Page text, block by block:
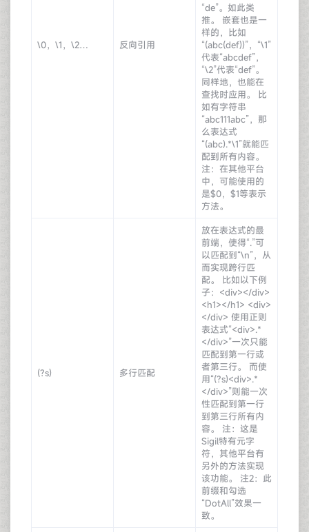
\0，\1，\2… 反向引用
“de”。如此类
推。 嵌套也是一
样的，比如
“(abc(def))”，“\1”
代表“abcdef”，
“\2”代表“def”。
同样地，也能在
查找时应用。 比
如有字符串
“abc111abc”，那
么表达式
“(abc).*\1”就能匹
配到所有内容。
注：在其他平台
中，可能使用的
是$0，$1等表示
方法。
(?s) 多行匹配
放在表达式的最
前端，使得“.”可
以匹配到“\n”，从
而实现跨行匹
配。 比如以下例
子：<div></div>
<h1></h1> <div>
</div> 使用正则
表达式“<div>.*
</div>”一次只能
匹配到第一行或
者第三行。 而使
用“(?s)<div>.*
</div>”则能一次
性匹配到第一行
到第三行所有内
容。 注：这是
Sigil特有元字
符，其他平台有
另外的方法实现
该功能。 注2：此
前缀和勾选
“DotAll”效果一
致。